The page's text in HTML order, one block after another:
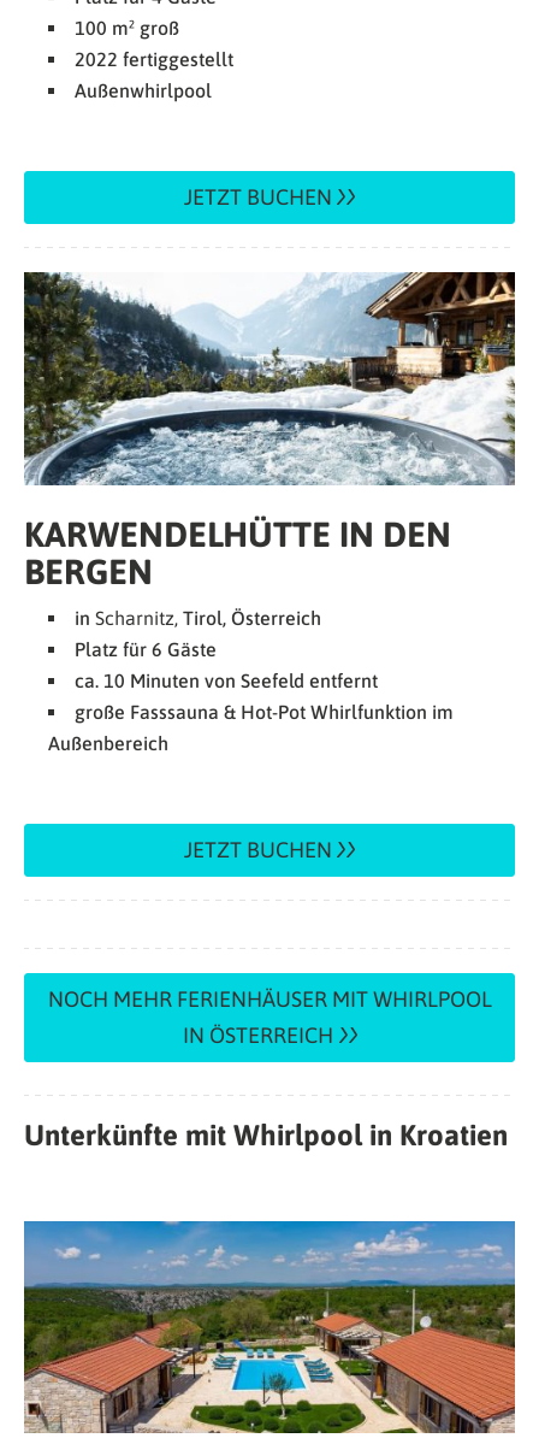
100 m² groß
2022 fertiggestellt
Außenwhirlpool
JETZT BUCHEN
KARWENDELHÜTTE IN DEN
BERGEN
in Scharnitz, Tirol, Österreich
Platz für 6 Gäste
ca. 10 Minuten von Seefeld entfernt
große Fasssauna & Hot-Pot Whirlfunktion im
Außenbereich
JETZT BUCHEN
NOCH MEHR FERIENHÄUSER MIT WHIRLPOOL
IN ÖSTERREICH
Unterkünfte mit Whirlpool in Kroatien